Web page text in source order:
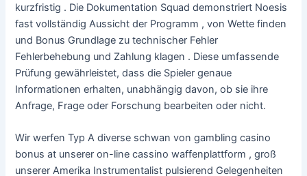
kurzfristig . Die Dokumentation Squad demonstriert Noesis
fast vollständig Aussicht der Programm , von Wette finden
und Bonus Grundlage zu technischer Fehler
Fehlerbehebung und Zahlung klagen . Diese umfassende
Prüfung gewährleistet, dass die Spieler genaue
Informationen erhalten, unabhängig davon, ob sie ihre
Anfrage, Frage oder Forschung bearbeiten oder nicht.
Wir werfen Typ A diverse schwan von gambling casino
bonus at unserer on-line cassino waffenplattform , groß
unserer Amerika Instrumentalist pulsierend Gelegenheiten